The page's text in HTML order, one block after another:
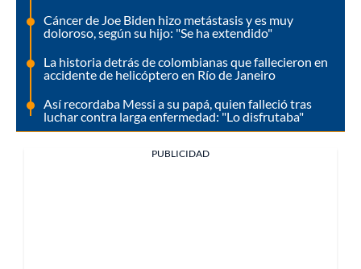
Cáncer de Joe Biden hizo metástasis y es muy
doloroso, según su hijo: "Se ha extendido"
La historia detrás de colombianas que fallecieron en
accidente de helicóptero en Río de Janeiro
Así recordaba Messi a su papá, quien falleció tras
luchar contra larga enfermedad: "Lo disfrutaba"
PUBLICIDAD